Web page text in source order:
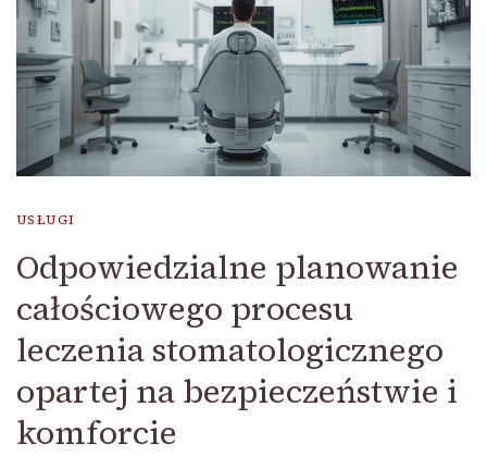
USŁUGI
Odpowiedzialne planowanie
całościowego procesu
leczenia stomatologicznego
opartej na bezpieczeństwie i
komforcie